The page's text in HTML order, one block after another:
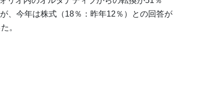
、今年は株式（18％：昨年12％）との回答が
。